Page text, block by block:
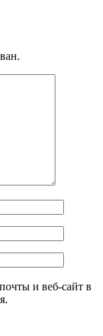
и веб-сайт в